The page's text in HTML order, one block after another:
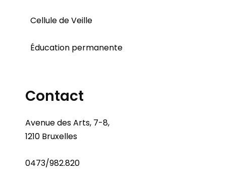
Cellule de Veille
Éducation permanente
Contact
Avenue des Arts, 7-8,
1210 Bruxelles
0473/982.820